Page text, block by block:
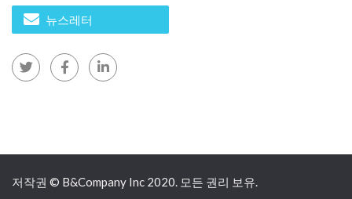
뉴스레터
저작권 © B&Company Inc 2020. 모든 권리 보유.